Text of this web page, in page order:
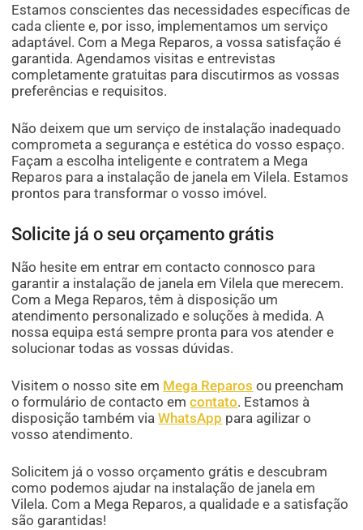
Estamos conscientes das necessidades específicas de
cada cliente e, por isso, implementamos um serviço
adaptável. Com a Mega Reparos, a vossa satisfação é
garantida. Agendamos visitas e entrevistas
completamente gratuitas para discutirmos as vossas
preferências e requisitos.
Não deixem que um serviço de instalação inadequado
comprometa a segurança e estética do vosso espaço.
Façam a escolha inteligente e contratem a Mega
Reparos para a instalação de janela em Vilela. Estamos
prontos para transformar o vosso imóvel.
Solicite já o seu orçamento grátis
Não hesite em entrar em contacto connosco para
garantir a instalação de janela em Vilela que merecem.
Com a Mega Reparos, têm à disposição um
atendimento personalizado e soluções à medida. A
nossa equipa está sempre pronta para vos atender e
solucionar todas as vossas dúvidas.
Visitem o nosso site em Mega Reparos ou preencham
o formulário de contacto emcontato. Estamos à
disposição também viaWhatsApp para agilizar o
vosso atendimento.
Solicitem já o vosso orçamento grátis e descubram
como podemos ajudar na instalação de janela em
Vilela. Com a Mega Reparos, a qualidade e a satisfação
são garantidas!